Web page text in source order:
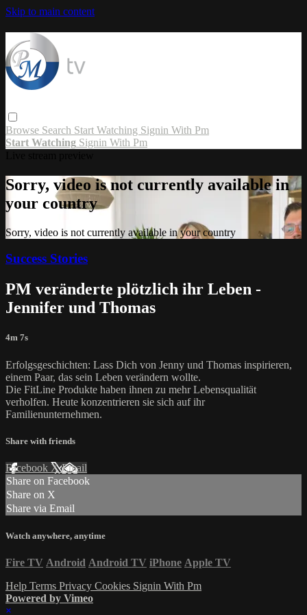
Skip to main content
Browse Search Start Watching Signin With Pm
Start Watching Signin With Pm
Sorry, video is not currently available in
your country
Sorry, video is not currently available in your country
Success Stories
PM veränderte plötzlich ihr Leben -
Jennifer und Thomas
4m 7s
Erfolgsgeschichten: Lass Dich von Jenny und Thomas inspirieren,
einem Paar, das sein Leben verändern wollte.
Die FitLine Produkte haben ihnen zu mehr Lebensqualität
verholfen. Heute konzentrieren sie sich auf ihr
Familienunternehmen.
Share with friends
Facebook XEmail
Share on Facebook
Share on X
Share via Email
Watch anywhere, anytime
Fire TV Android Android TV iPhone Apple TV
Help Terms Privacy Cookies Signin With Pm
Powered by Vimeo
×